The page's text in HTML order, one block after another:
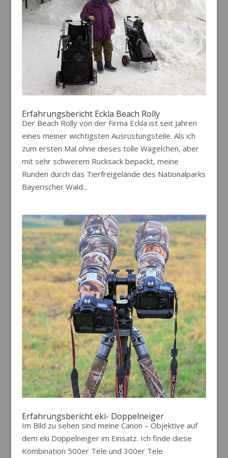
Erfahrungsbericht Eckla Beach Rolly
Der Beach Rolly von der Firma Eckla ist seit Jahren
eines meiner wichtigsten Ausrüstungsteile. Als ich
zum ersten Mal ohne dieses tolle Wägelchen, aber
mit sehr schwerem Rucksack bepackt, meine
Runden durch das Tierfreigelände des Nationalparks
Bayerischer Wald...
Erfahrungsbericht eki- Doppelneiger
Im Bild zu sehen sind meine Canon – Objektive auf
dem eki Doppelneiger im Einsatz. Ich finde diese
Kombination 500er Tele und 300er Tele